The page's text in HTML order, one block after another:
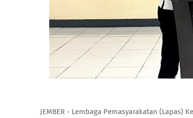
JEMBER - Lembaga Pemasyarakatan (Lapas)